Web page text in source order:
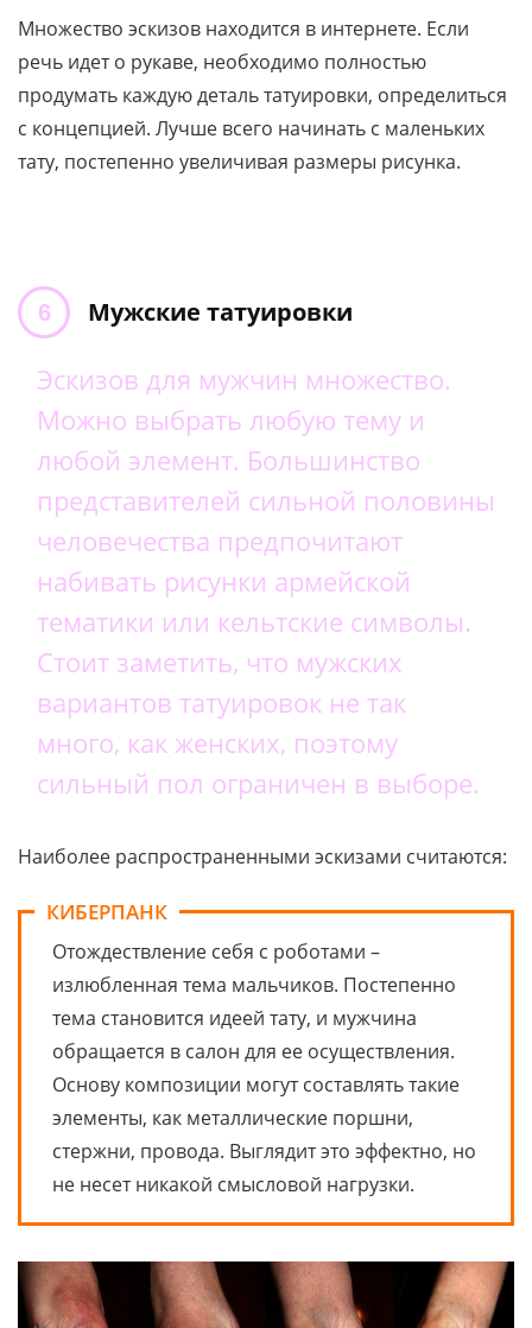
Множество эскизов находится в интернете. Если
речь идет о рукаве, необходимо полностью
продумать каждую деталь татуировки, определиться
с концепцией. Лучше всего начинать с маленьких
тату, постепенно увеличивая размеры рисунка.
Мужские татуировки
Эскизов для мужчин множество.
Можно выбрать любую тему и
любой элемент. Большинство
представителей сильной половины
человечества предпочитают
набивать рисунки армейской
тематики или кельтские символы.
Стоит заметить, что мужских
вариантов татуировок не так
много, как женских, поэтому
сильный пол ограничен в выборе.
Наиболее распространенными эскизами считаются:
КИБЕРПАНК
Отождествление себя с роботами –
излюбленная тема мальчиков. Постепенно
тема становится идеей тату, и мужчина
обращается в салон для ее осуществления.
Основу композиции могут составлять такие
элементы, как металлические поршни,
стержни, провода. Выглядит это эффектно, но
не несет никакой смысловой нагрузки.